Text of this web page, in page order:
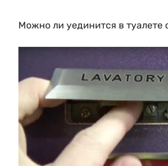
Можно ли уединится в туалете